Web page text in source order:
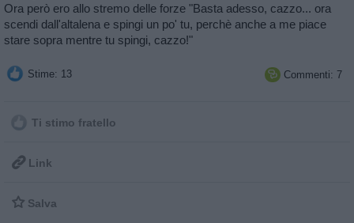
Ora però ero allo stremo delle forze "Basta adesso, cazzo... ora
scendi dall'altalena e spingi un po' tu, perchè anche a me piace
stare sopra mentre tu spingi, cazzo!"
Stime: 13  Commenti: 7
Ti stimo fratello
 Link
 Salva